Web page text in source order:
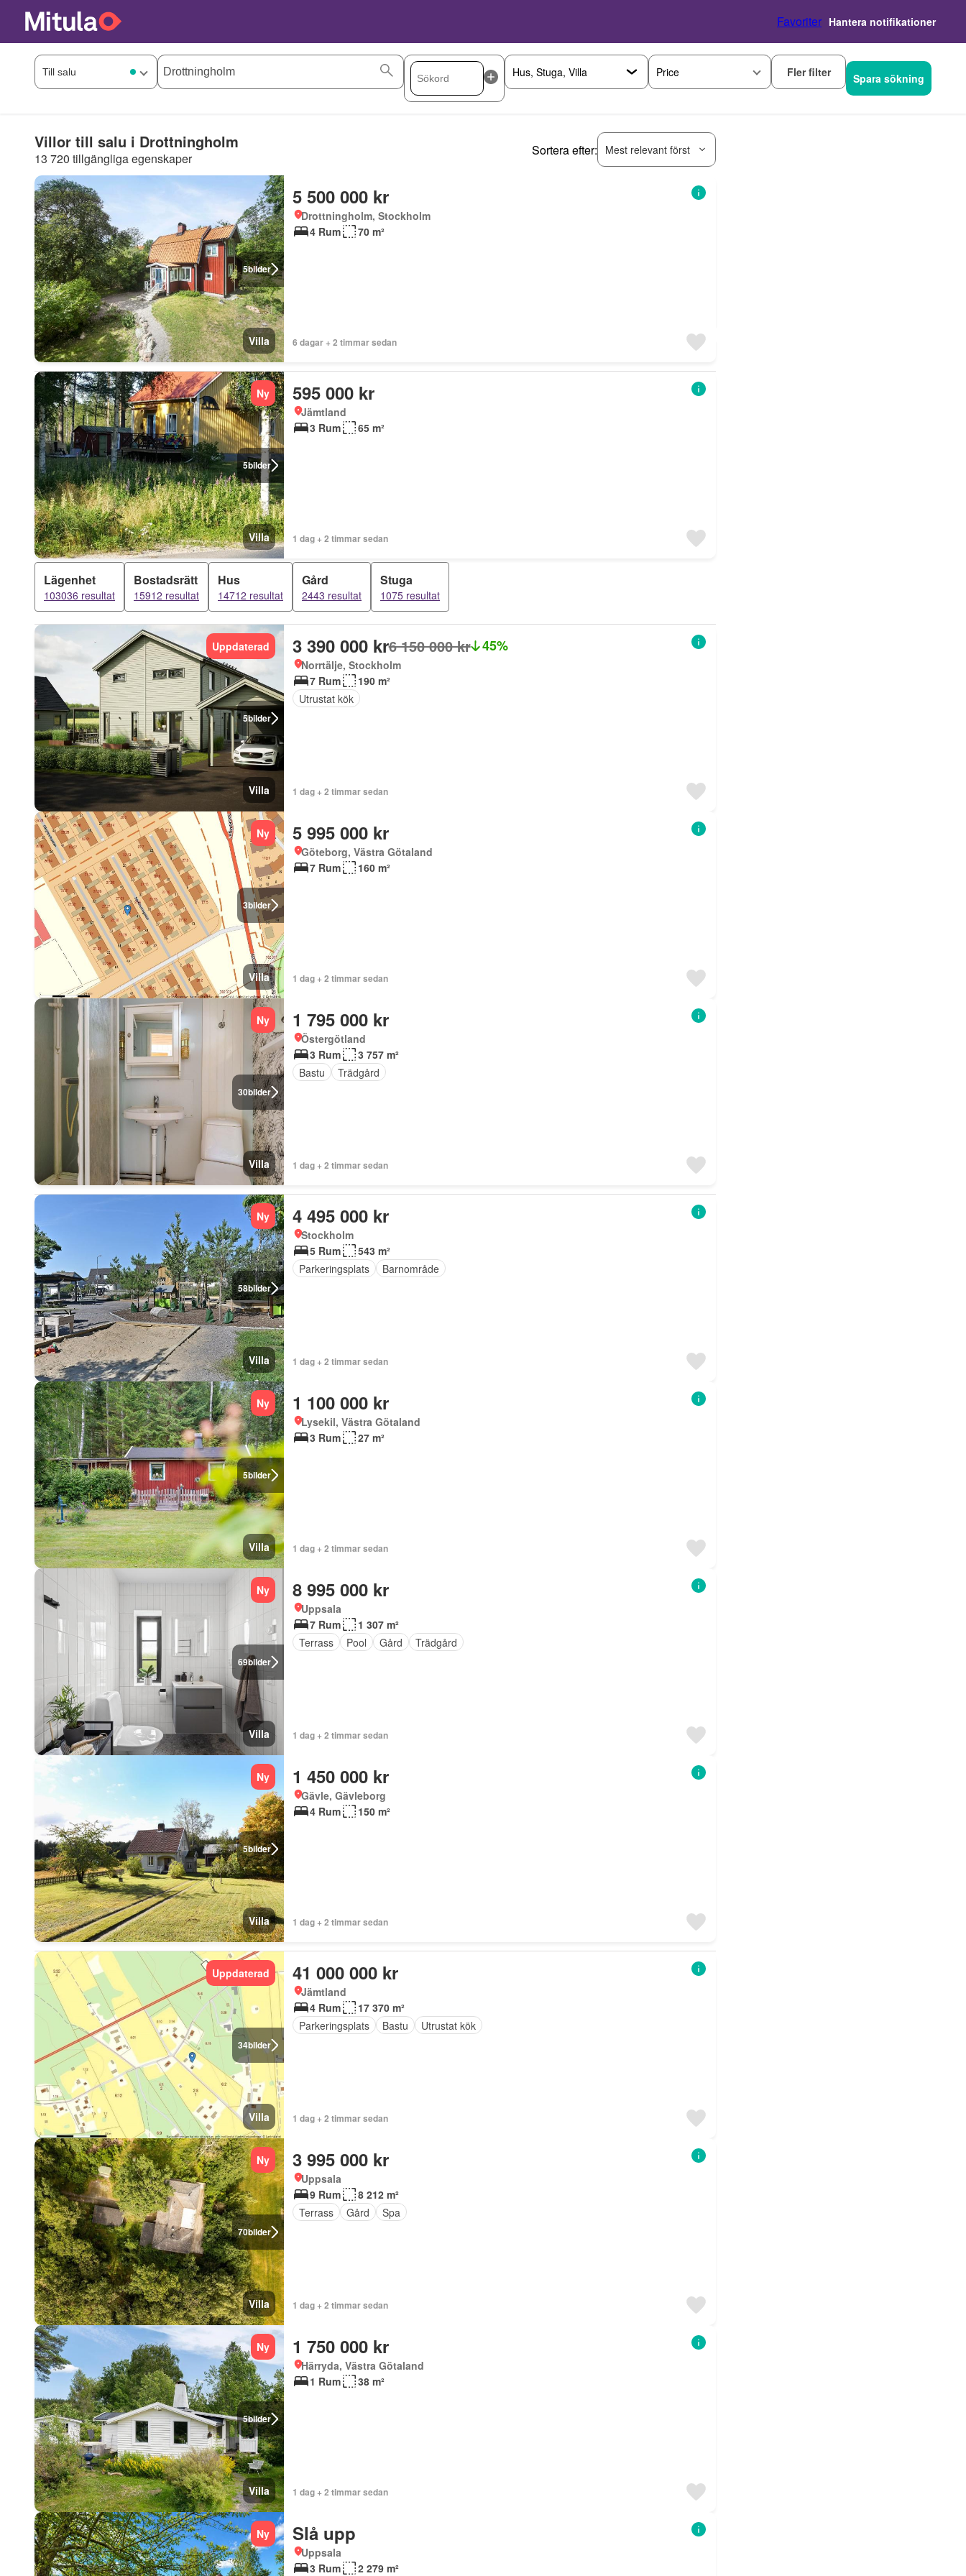
Favoriter Hantera notifikationer
Price Fler filter Spara sökning
Villor till salu i Drottningholm
13 720 tillgängliga egenskaper
Sortera efter: Mest relevant först
5bilder
Villa
5 500 000 kr
Drottningholm, Stockholm
4 Rum
70 m²
6 dagar + 2 timmar sedan
5bilder
Ny
Villa
595 000 kr
Jämtland
3 Rum
65 m²
1 dag + 2 timmar sedan
Lägenhet
103036 resultat
Bostadsrätt
15912 resultat
Hus
14712 resultat
Gård
2443 resultat
Stuga
1075 resultat
5bilder
Uppdaterad
Villa
3 390 000 kr6 150 000 kr 45%
Norrtälje, Stockholm
7 Rum
190 m²
Utrustat kök
1 dag + 2 timmar sedan
3bilder
Ny
Villa
5 995 000 kr
Göteborg, Västra Götaland
7 Rum
160 m²
1 dag + 2 timmar sedan
30bilder
Ny
Villa
1 795 000 kr
Östergötland
3 Rum
3 757 m²
Bastu
Trädgård
1 dag + 2 timmar sedan
58bilder
Ny
Villa
4 495 000 kr
Stockholm
5 Rum
543 m²
Parkeringsplats
Barnområde
1 dag + 2 timmar sedan
5bilder
Ny
Villa
1 100 000 kr
Lysekil, Västra Götaland
3 Rum
27 m²
1 dag + 2 timmar sedan
69bilder
Ny
Villa
8 995 000 kr
Uppsala
7 Rum
1 307 m²
Terrass
Pool Gård Trädgård
1 dag + 2 timmar sedan
5bilder
Ny
Villa
1 450 000 kr
Gävle, Gävleborg
4 Rum
150 m²
1 dag + 2 timmar sedan
34bilder
Uppdaterad
Villa
41 000 000 kr
Jämtland
4 Rum
17 370 m²
Parkeringsplats
Bastu Utrustat kök
1 dag + 2 timmar sedan
70bilder
Ny
Villa
3 995 000 kr
Uppsala
9 Rum
8 212 m²
Terrass
Gård Spa
1 dag + 2 timmar sedan
5bilder
Ny
Villa
1 750 000 kr
Härryda, Västra Götaland
1 Rum
38 m²
1 dag + 2 timmar sedan
Ny Slå upp
Uppsala
3 Rum
2 279 m²